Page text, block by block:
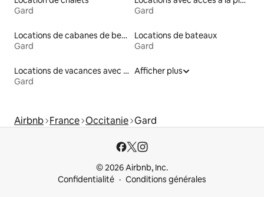
Gard
Gard
Locations de cabanes de berger
Gard
Locations de bateaux
Gard
Locations de vacances avec piscine
Gard
Afficher plus
Airbnb France Occitanie Gard
© 2026 Airbnb, Inc.
Confidentialité
Conditions générales